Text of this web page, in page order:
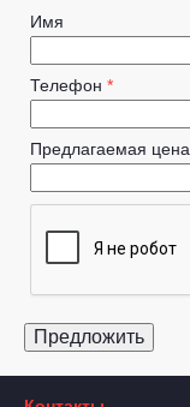
Имя
Телефон *
Предлагаемая цена